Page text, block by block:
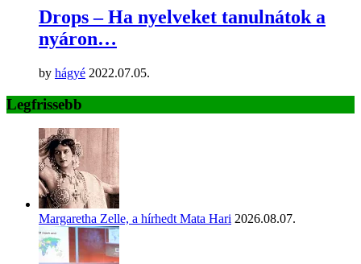
Drops – Ha nyelveket tanulnátok a
nyáron…
by hágyé 2022.07.05.
Legfrissebb
Margaretha Zelle, a hírhedt Mata Hari 2026.08.07.